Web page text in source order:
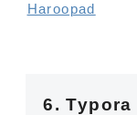
Haroopad
6. Typora